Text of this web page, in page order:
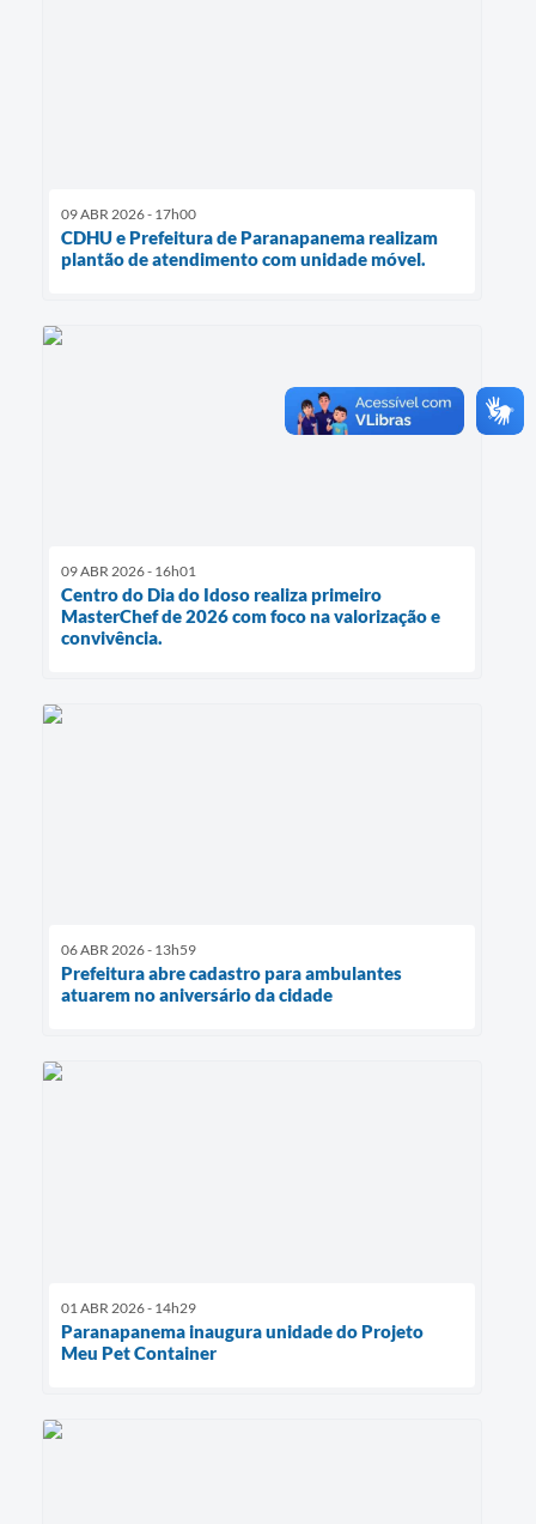
09 ABR 2026 - 17h00
CDHU e Prefeitura de Paranapanema realizam
plantão de atendimento com unidade móvel.
09 ABR 2026 - 16h01
Centro do Dia do Idoso realiza primeiro
MasterChef de 2026 com foco na valorização e
convivência.
06 ABR 2026 - 13h59
Prefeitura abre cadastro para ambulantes
atuarem no aniversário da cidade
01 ABR 2026 - 14h29
Paranapanema inaugura unidade do Projeto
Meu Pet Container